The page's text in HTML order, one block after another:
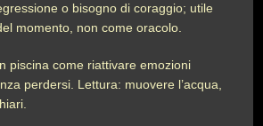
o bisogno di coraggio; utile
momento, non come oracolo.
piscina come riattivare emozioni
perdersi. Lettura: muovere l’acqua,